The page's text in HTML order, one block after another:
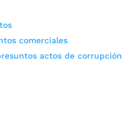
comerciales
actos de corrupción
2022
inscribirse y solicitar un
oficiales de